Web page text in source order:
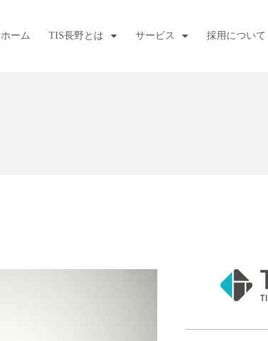
ホーム TIS長野とは サービス 採用について